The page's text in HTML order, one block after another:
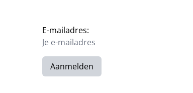
E-mailadres:
Aanmelden